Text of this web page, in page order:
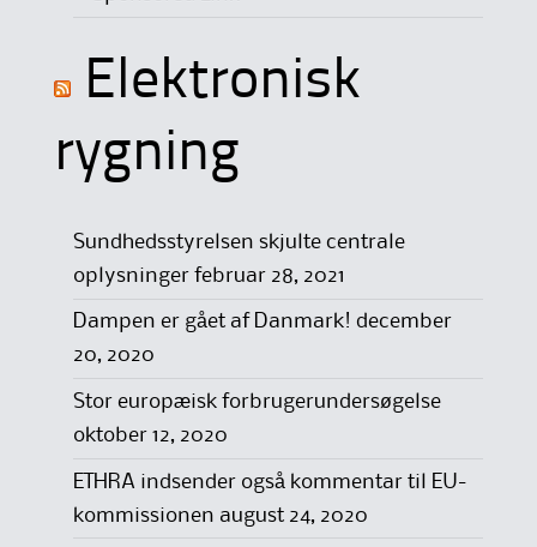
Elektronisk
rygning
Sundhedsstyrelsen skjulte centrale
oplysninger februar 28, 2021
Dampen er gået af Danmark! december
20, 2020
Stor europæisk forbrugerundersøgelse
oktober 12, 2020
ETHRA indsender også kommentar til EU-
kommissionen august 24, 2020